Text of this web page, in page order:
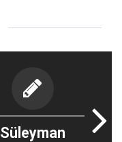
Süleyman